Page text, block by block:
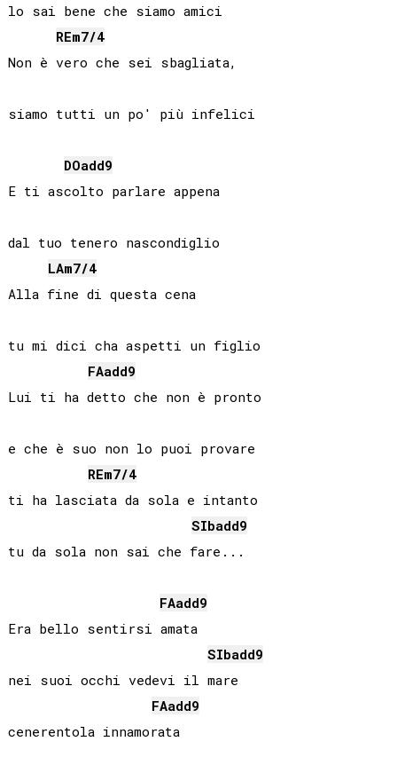
lo sai bene che siamo amici
REm7/4
Non è vero che sei sbagliata,
siamo tutti un po' più infelici
DOadd9
E ti ascolto parlare appena
dal tuo tenero nascondiglio
LAm7/4
Alla fine di questa cena
tu mi dici cha aspetti un figlio
FAadd9
Lui ti ha detto che non è pronto
e che è suo non lo puoi provare
REm7/4
ti ha lasciata da sola e intanto
SIbadd9
tu da sola non sai che fare...
FAadd9
Era bello sentirsi amata
SIbadd9
nei suoi occhi vedevi il mare
FAadd9
cenerentola innamorata